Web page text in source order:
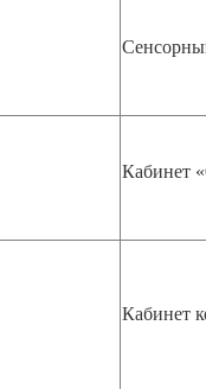
Кабинет
Кабинет